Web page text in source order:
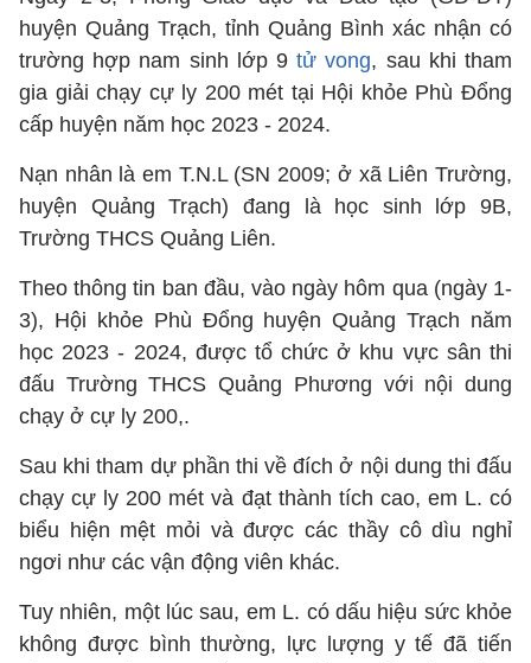
huyện Quảng Trạch, tỉnh Quảng Bình xác nhận có
trường hợp nam sinh lớp 9tử vong, sau khi tham
gia giải chạy cự ly 200 mét tại Hội khỏe Phù Đổng
cấp huyện năm học 2023 - 2024.
Nạn nhân là em T.N.L (SN 2009; ở xã Liên Trường,
huyện Quảng Trạch) đang là học sinh lớp 9B,
Trường THCS Quảng Liên.
Theo thông tin ban đầu, vào ngày hôm qua (ngày 1-
3), Hội khỏe Phù Đổng huyện Quảng Trạch năm
học 2023 - 2024, được tổ chức ở khu vực sân thi
đấu Trường THCS Quảng Phương với nội dung
chạy ở cự ly 200,.
Sau khi tham dự phần thi về đích ở nội dung thi đấu
chạy cự ly 200 mét và đạt thành tích cao, em L. có
biểu hiện mệt mỏi và được các thầy cô dìu nghỉ
ngơi như các vận động viên khác.
Tuy nhiên, một lúc sau, em L. có dấu hiệu sức khỏe
không được bình thường, lực lượng y tế đã tiến